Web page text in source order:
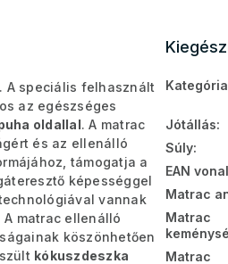
. A speciális felhasznált
az egészséges
oldallal. A matrac
és az ellenálló
támogatja a
képességgel
vannak
matrac ellenálló
köszönhetően
kókuszdeszka
Kategória
Jótállás:
Súly:
EAN
Matrac
Matrac
Matrac